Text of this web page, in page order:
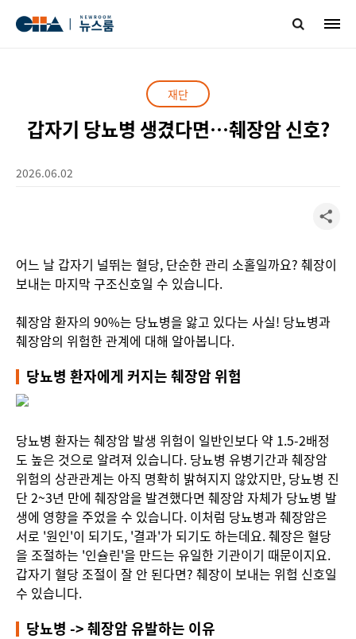
재단
갑자기 당뇨병 생겼다면…췌장암 신호?
2026.06.02
어느 날 갑자기 널뛰는 혈당, 단순한 관리 소홀일까요? 췌장이
보내는 마지막 구조신호일 수 있습니다.
췌장암 환자의 90%는 당뇨병을 앓고 있다는 사실! 당뇨병과
췌장암의 위험한 관계에 대해 알아봅니다.
당뇨병 환자에게 커지는 췌장암 위험
당뇨병 환자는 췌장암 발생 위험이 일반인보다 약 1.5-2배정
도 높은 것으로 알려져 있습니다. 당뇨병 유병기간과 췌장암
위험의 상관관계는 아직 명확히 밝혀지지 않았지만, 당뇨병 진
단 2~3년 만에 췌장암을 발견했다면 췌장암 자체가 당뇨병 발
생에 영향을 주었을 수 있습니다. 이처럼 당뇨병과 췌장암은
서로 '원인'이 되기도, '결과'가 되기도 하는데요. 췌장은 혈당
을 조절하는 '인슐린'을 만드는 유일한 기관이기 때문이지요.
갑자기 혈당 조절이 잘 안 된다면? 췌장이 보내는 위험 신호일
수 있습니다.
당뇨병 -> 췌장암 유발하는 이유